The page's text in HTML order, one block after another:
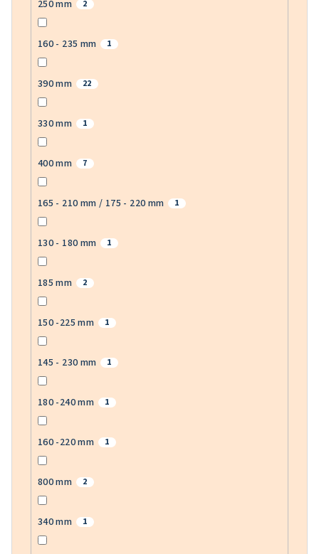
250 mm 2
160 - 235 mm 1
390 mm 22
330 mm 1
400 mm 7
165 - 210 mm / 175 - 220 mm 1
130 - 180 mm 1
185 mm 2
150 -225 mm 1
145 - 230 mm 1
180 -240 mm 1
160 -220 mm 1
800 mm 2
340 mm 1